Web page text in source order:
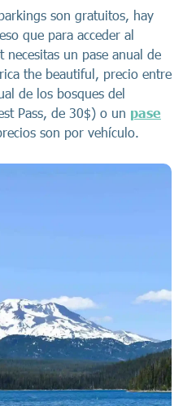
son gratuitos, hay
que para acceder al
necesitas un pase anual de
the beautiful, precio entre
de los bosques del
Pass, de 30$) o un pase
son por vehículo.